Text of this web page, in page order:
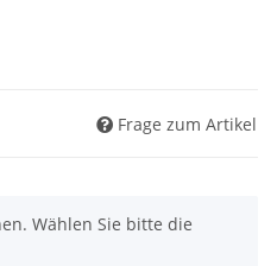
Frage zum Artikel
Wählen Sie bitte die